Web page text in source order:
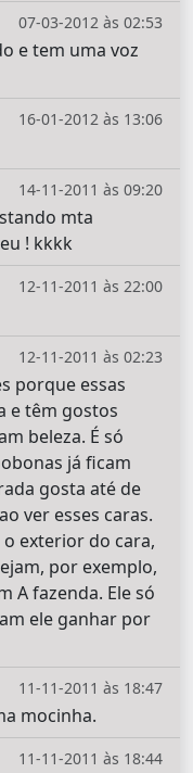
07-03-2012 às 02:53
e tem uma voz
16-01-2012 às 13:06
14-11-2011 às 09:20
mta
! kkkk
12-11-2011 às 22:00
12-11-2011 às 02:23
porque essas
e têm gostos
beleza. É só
já ficam
gosta até de
ver esses caras.
exterior do cara,
por exemplo,
A fazenda. Ele só
ele ganhar por
11-11-2011 às 18:47
mocinha.
11-11-2011 às 18:44